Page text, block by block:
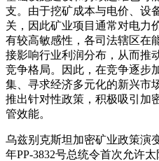
支。由于挖矿成本与电价、设
关，因此矿业项目通常对电力
有较高敏感性，各司法辖区在
接影响行业利润分布，从而推
竞争格局。因此，在竞争逐步
集、寻求经济多元化的新兴市
推出针对性政策，积极吸引加
管效能。
乌兹别克斯坦加密矿业政策演
年PP-3832号总统令首次允许